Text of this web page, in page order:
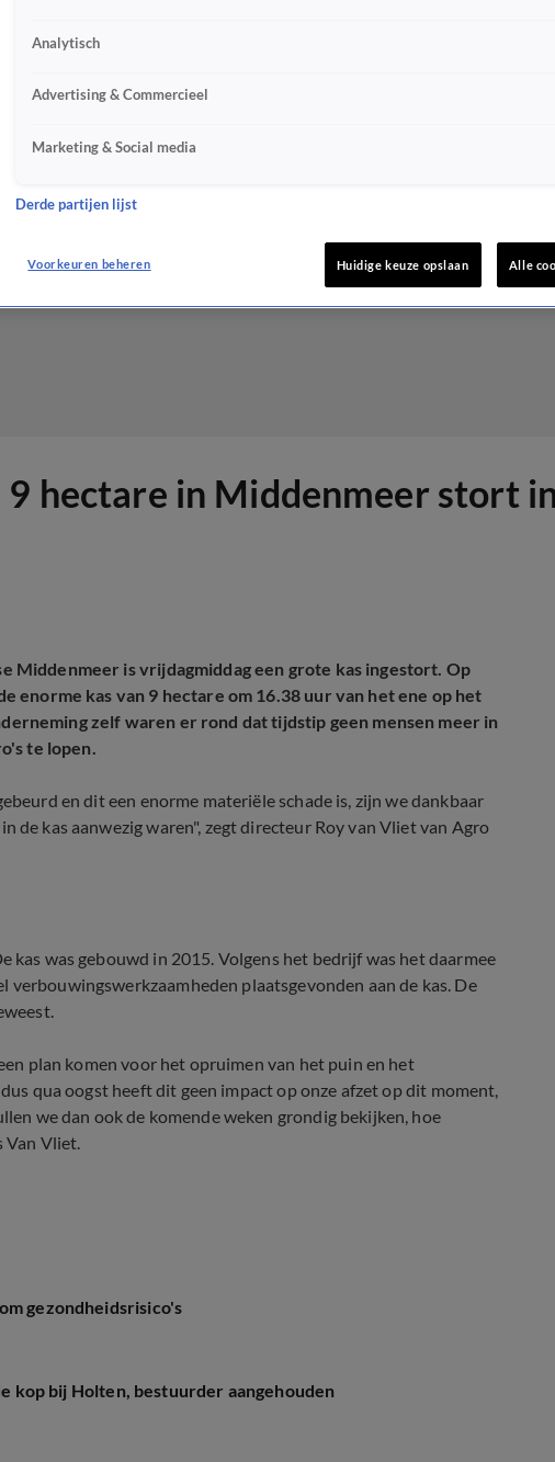
hectare in Middenmeer stort
Middenmeer is vrijdagmiddag een grote kas ingestort. Op
enorme kas van 9 hectare om 16.38 uur van het ene op het
zelf waren er rond dat tijdstip geen mensen meer in
te lopen.
en dit een enorme materiële schade is, zijn we dankbaar
de kas aanwezig waren", zegt directeur Roy van Vliet van Agro
was gebouwd in 2015. Volgens het bedrijf was het daarmee
verbouwingswerkzaamheden plaatsgevonden aan de kas. De
plan komen voor het opruimen van het puin en het
qua oogst heeft dit geen impact op onze afzet op dit moment,
we dan ook de komende weken grondig bekijken, hoe
Van Vliet.
gezondheidsrisico's
kop bij Holten, bestuurder aangehouden
Analytisch
Advertising & Commercieel
Marketing & Social media
Derde partijen lijst
Voorkeuren beheren Huidige keuze opslaan Alle